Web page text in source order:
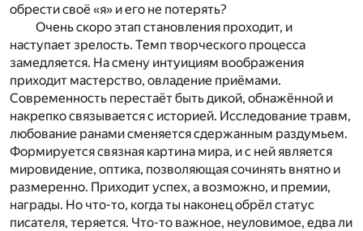
обрести своё «я» и его не потерять?
Очень скоро этап становления проходит, и
наступает зрелость. Темп творческого процесса
замедляется. На смену интуициям воображения
приходит мастерство, овладение приёмами.
Современность перестаёт быть дикой, обнажённой и
накрепко связывается с историей. Исследование травм,
любование ранами сменяется сдержанным раздумьем.
Формируется связная картина мира, и с ней является
мировидение, оптика, позволяющая сочинять внятно и
размеренно. Приходит успех, а возможно, и премии,
награды. Но что-то, когда ты наконец обрёл статус
писателя, теряется. Что-то важное, неуловимое, едва ли